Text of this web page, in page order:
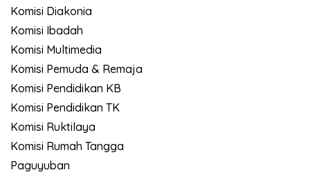
Komisi Diakonia
Komisi Ibadah
Komisi Multimedia
Komisi Pemuda & Remaja
Komisi Pendidikan KB
Komisi Pendidikan TK
Komisi Ruktilaya
Komisi Rumah Tangga
Paguyuban